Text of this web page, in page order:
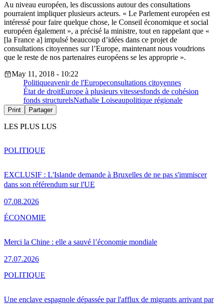
Au niveau européen, les discussions autour des consultations
pourraient impliquer plusieurs acteurs. « Le Parlement européen est
intéressé pour faire quelque chose, le Conseil économique et social
européen également », a précisé la ministre, tout en rappelant que «
[la France a] impulsé beaucoup d’idées dans ce projet de
consultations citoyennes sur l’Europe, maintenant nous voudrions
que le reste de nos partenaires européens se les approprie ».
May 11, 2018 - 10:22
Politiqueavenir de l'Europeconsultations citoyennes
État de droitEurope à plusieurs vitessesfonds de cohésion
fonds structurelsNathalie Loiseaupolitique régionale
Print Partager
LES PLUS LUS
EXCLUSIF : L'Islande demande à Bruxelles de ne pas s'immiscer
dans son référendum sur l'UE
07.08.2026
POLITIQUE
Merci la Chine : elle a sauvé l’économie mondiale
27.07.2026
ÉCONOMIE
Une enclave espagnole dépassée par l'afflux de migrants arrivant par
POLITIQUE